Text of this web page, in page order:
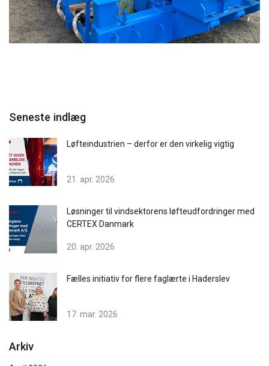
Seneste indlæg
Løfteindustrien – derfor er den virkelig vigtig
21. apr. 2026
Løsninger til vindsektorens løfteudfordringer med
CERTEX Danmark
20. apr. 2026
Fælles initiativ for flere faglærte i Haderslev
17. mar. 2026
Arkiv
ENGLISH TRANSLATION
Denne hjemmeside bruger
cookies
Vi bruger cookies til at tilpasse indhold,